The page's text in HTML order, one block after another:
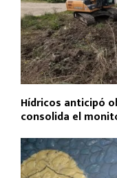
Hídricos anticipó
consolida el